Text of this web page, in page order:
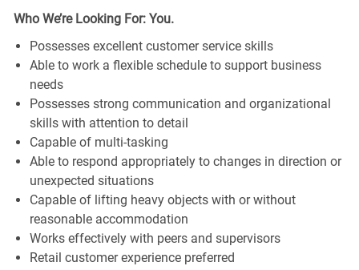
Who We’re Looking For: You.
Possesses excellent customer service skills
Able to work a flexible schedule to support business
needs
Possesses strong communication and organizational
skills with attention to detail
Capable of multi-tasking
Able to respond appropriately to changes in direction or
unexpected situations
Capable of lifting heavy objects with or without
reasonable accommodation
Works effectively with peers and supervisors
Retail customer experience preferred